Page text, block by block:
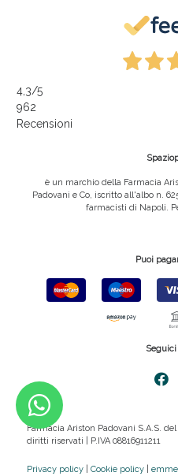
4,3/5
962
Recensioni
è un marchio della Farmacia
Padovani e Co, iscritto all'albo n.
farmacisti di Napoli.
Puoi
Seguici
Farmacia Ariston Padovani S.A.S.
diritti riservati | P.IVA 08816911211
Privacy policy| Cookie policy|